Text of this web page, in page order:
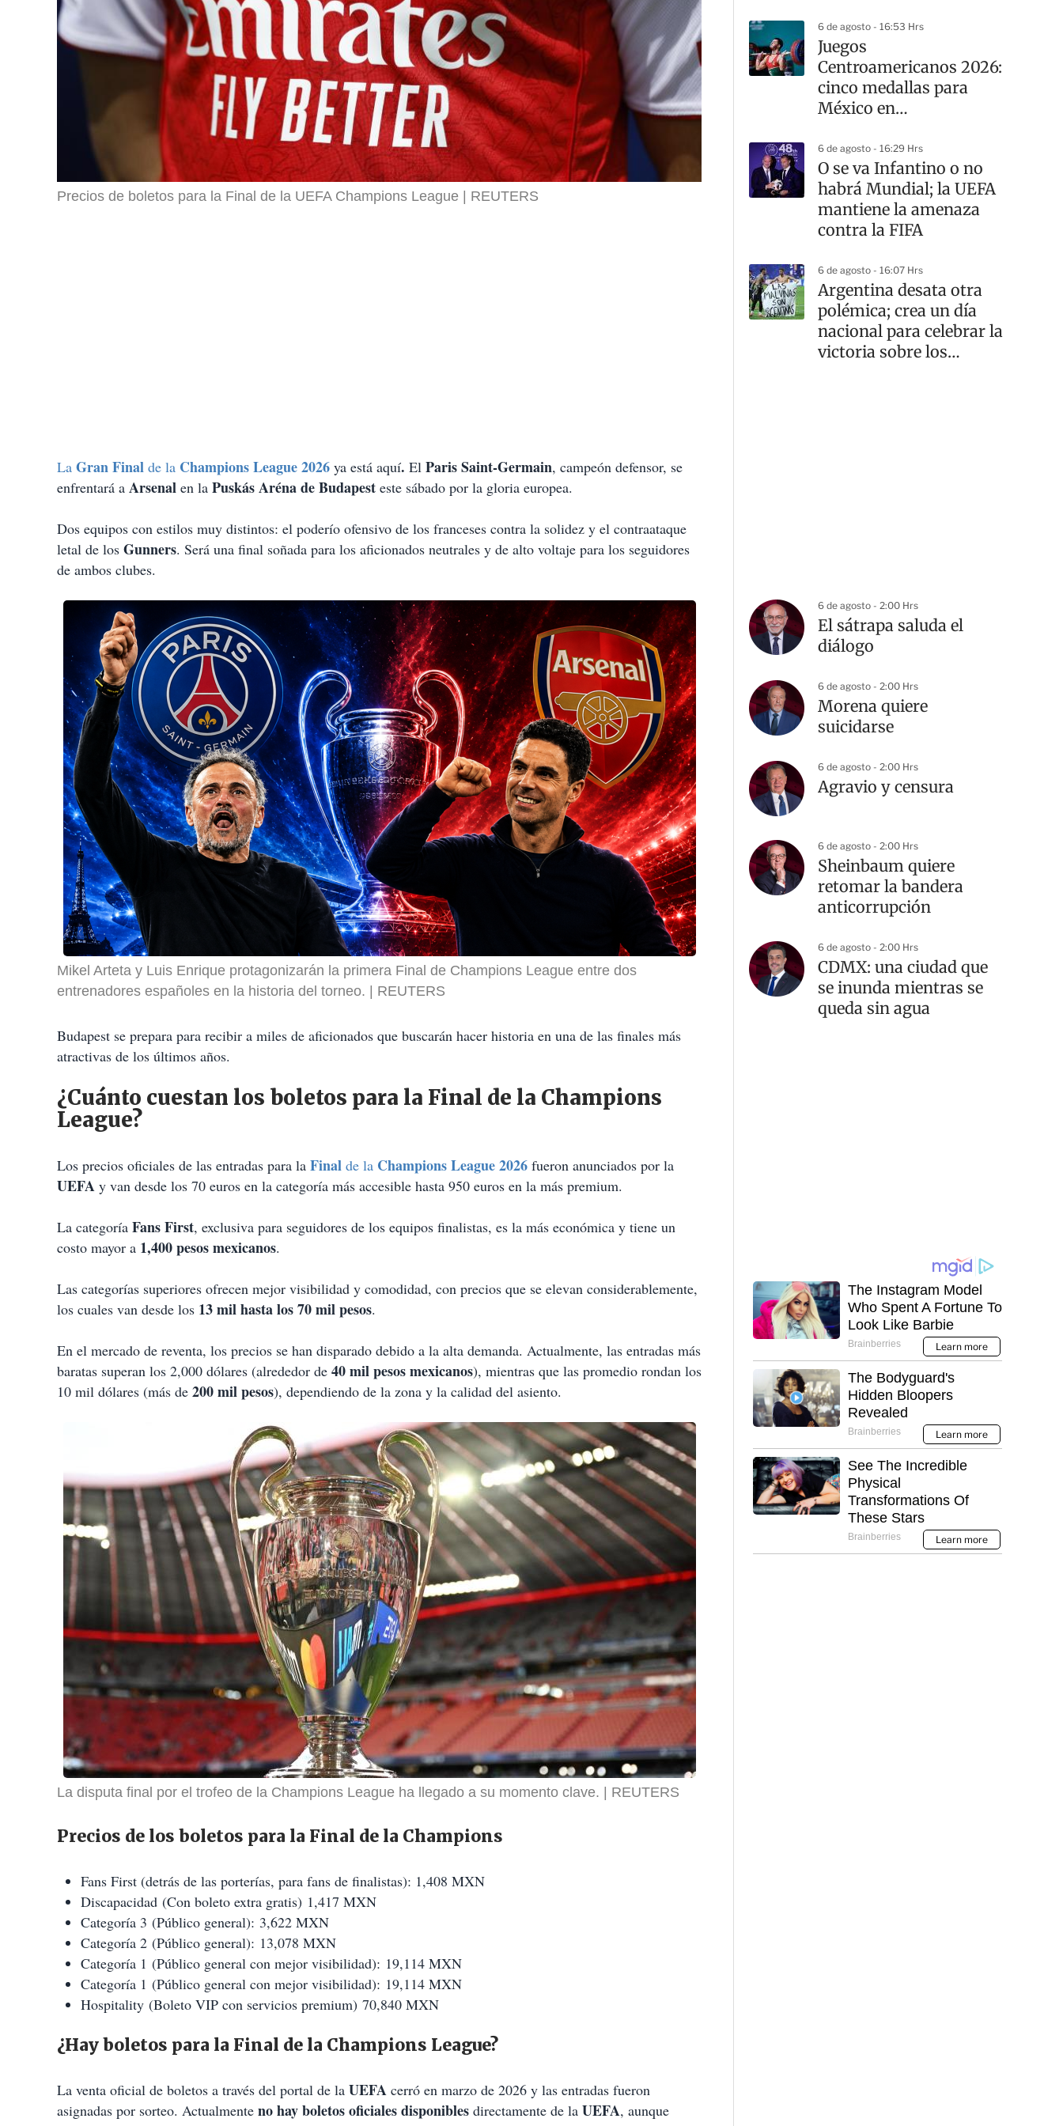
Precios de boletos para la Final de la UEFA Champions League REUTERS
La Gran Final de la Champions League 2026 ya está aquí. El Paris Saint-Germain, campeón defensor, se
enfrentará a Arsenal en la Puskás Aréna de Budapest este sábado por la gloria europea.
Dos equipos con estilos muy distintos: el poderío ofensivo de los franceses contra la solidez y el contraataque
letal de los Gunners. Será una final soñada para los aficionados neutrales y de alto voltaje para los seguidores
de ambos clubes.
Mikel Arteta y Luis Enrique protagonizarán la primera Final de Champions League entre dos
entrenadores españoles en la historia del torneo.
REUTERS
Budapest se prepara para recibir a miles de aficionados que buscarán hacer historia en una de las finales más
atractivas de los últimos años.
¿Cuánto cuestan los boletos para la Final de la Champions
League?
Los precios oficiales de las entradas para la Final de la Champions League 2026 fueron anunciados por la
UEFA y van desde los 70 euros en la categoría más accesible hasta 950 euros en la más premium.
La categoría Fans First, exclusiva para seguidores de los equipos finalistas, es la más económica y tiene un
costo mayor a 1,400 pesos mexicanos.
Las categorías superiores ofrecen mejor visibilidad y comodidad, con precios que se elevan considerablemente,
los cuales van desde los 13 mil hasta los 70 mil pesos.
En el mercado de reventa, los precios se han disparado debido a la alta demanda. Actualmente, las entradas más
baratas superan los 2,000 dólares (alrededor de 40 mil pesos mexicanos), mientras que las promedio rondan los
10 mil dólares (más de 200 mil pesos), dependiendo de la zona y la calidad del asiento.
La disputa final por el trofeo de la Champions League ha llegado a su momento clave. REUTERS
Precios de los boletos para la Final de la Champions
Fans First (detrás de las porterías, para fans de finalistas): 1,408 MXN
Discapacidad (Con boleto extra gratis) 1,417 MXN
Categoría 3 (Público general): 3,622 MXN
Categoría 2 (Público general): 13,078 MXN
Categoría 1 (Público general con mejor visibilidad): 19,114 MXN
Categoría 1 (Público general con mejor visibilidad): 19,114 MXN
Hospitality (Boleto VIP con servicios premium) 70,840 MXN
​¿Hay boletos para la Final de la Champions League?
La venta oficial de boletos a través del portal de la UEFA cerró en marzo de 2026 y las entradas fueron
asignadas por sorteo. Actualmente no hay boletos oficiales disponibles directamente de la UEFA, aunque
6 de agosto - 16:53 Hrs
Juegos
Centroamericanos 2026:
cinco medallas para
México en
6 de agosto - 16:29 Hrs
O se va Infantino o no
habrá Mundial; la UEFA
mantiene la amenaza
contra la FIFA
6 de agosto - 16:07 Hrs
Argentina desata otra
polémica; crea un día
nacional para celebrar la
victoria sobre los
6 de agosto - 2:00 Hrs
El sátrapa saluda el
diálogo
6 de agosto - 2:00 Hrs
Morena quiere
suicidarse
6 de agosto - 2:00 Hrs
Agravio y censura
6 de agosto - 2:00 Hrs
Sheinbaum quiere
retomar la bandera
anticorrupción
6 de agosto - 2:00 Hrs
CDMX: una ciudad que
se inunda mientras se
queda sin agua